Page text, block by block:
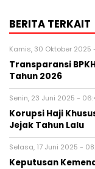
BERITA TERKAIT
Kamis, 30 Oktober 2025
Transparansi
Tahun 2026
Senin, 23 Juni 2025 -
Korupsi Haji
Jejak Tahun Lalu
Selasa, 17 Juni 2025 -
Keputusan